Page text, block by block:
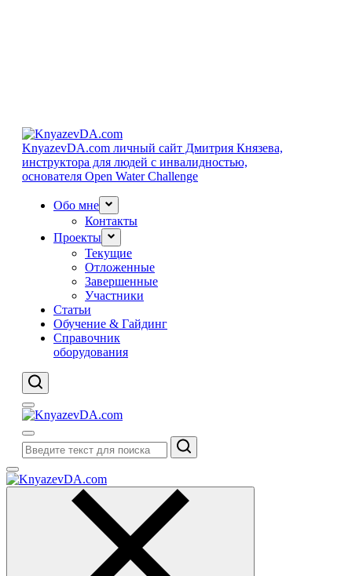
KnyazevDA.com личный сайт Дмитрия Князева,
инструктора для людей с инвалидностью,
основателя Open Water Challenge
Обо мне
Контакты
Проекты
Текущие
Отложенные
Завершенные
Участники
Статьи
Обучение & Гайдинг
Справочник
оборудования
Поиск